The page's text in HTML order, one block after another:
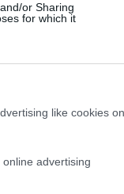
or Sharing
for which it
like cookies on
advertising
politica